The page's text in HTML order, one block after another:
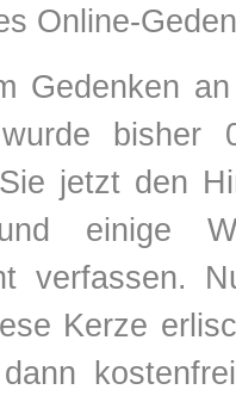
Online-
Gedenken
bisher
jetzt den
einige
verfassen.
Kerze
dann